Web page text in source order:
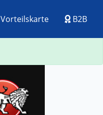
Vorteilskarte B2B